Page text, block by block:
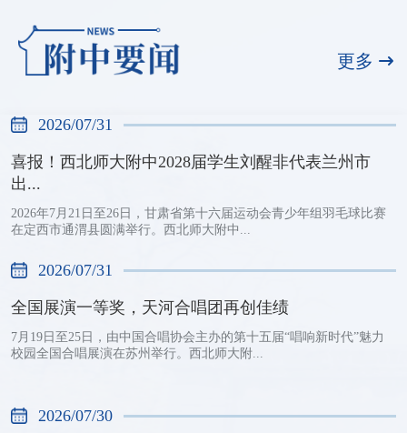
更多
全国展演一等奖，天河合唱团再创佳绩
2026/07/31
2026/07/31
喜报！西北师大附中2028届学生刘醒非代表兰州市
出...
2026年7月21日至26日，甘肃省第十六届运动会青少年组羽毛球比赛
在定西市通渭县圆满举行。西北师大附中...
2026/07/31
全国展演一等奖，天河合唱团再创佳绩
7月19日至25日，由中国合唱协会主办的第十五届“唱响新时代”魅力
校园全国合唱展演在苏州举行。西北师大附...
2026/07/30